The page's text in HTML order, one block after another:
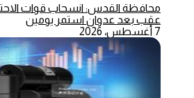
محافظة القدس: انسحاب قوات
عقب بعد عدوان استمر يومين
7 أغسطس، 2026